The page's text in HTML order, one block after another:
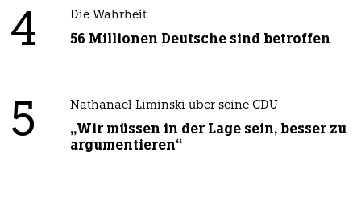
4 Die Wahrheit
56 Millionen Deutsche sind betroffen
5 Nathanael Liminski über seine CDU
„Wir müssen in der Lage sein, besser zu
argumentieren“